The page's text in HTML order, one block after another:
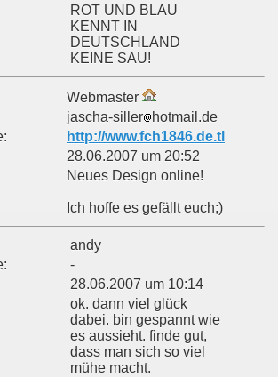
ROT UND BLAU
KENNT IN
DEUTSCHLAND
KEINE SAU!
Webmaster
jascha-siller
hotmail.de
http://www.fch1846.de.tl
28.06.2007 um 20:52
Neues Design online!
Ich hoffe es gefällt euch;)
andy
-
28.06.2007 um 10:14
ok. dann viel glück
dabei. bin gespannt wie
es aussieht. finde gut,
dass man sich so viel
mühe macht.